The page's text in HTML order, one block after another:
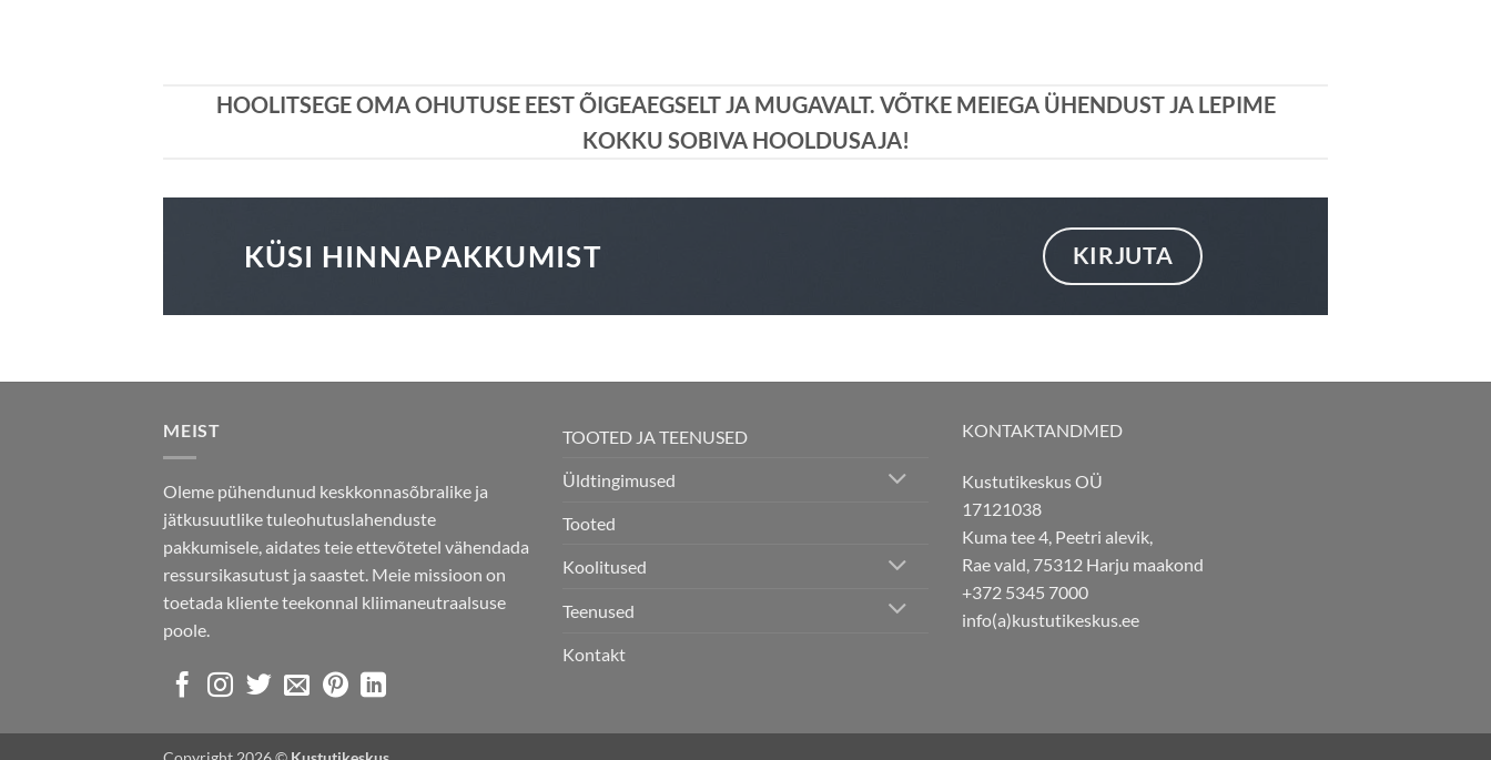
HOOLITSEGE OMA OHUTUSE EEST ÕIGEAEGSELT JA MUGAVALT. VÕTKE MEIEGA ÜHENDUST JA LEPIME
KOKKU SOBIVA HOOLDUSAJA!
KÜSI HINNAPAKKUMIST KIRJUTA
MEIST
Oleme pühendunud keskkonnasõbralike ja
jätkusuutlike tuleohutuslahenduste
pakkumisele, aidates teie ettevõtetel vähendada
ressursikasutust ja saastet. Meie missioon on
toetada kliente teekonnal kliimaneutraalsuse
poole.
TOOTED JA TEENUSED
Üldtingimused
Tooted
Koolitused
Teenused
Kontakt
KONTAKTANDMED
Kustutikeskus OÜ
17121038
Kuma tee 4, Peetri alevik,
Rae vald, 75312 Harju maakond
+372 5345 7000
info(a)kustutikeskus.ee